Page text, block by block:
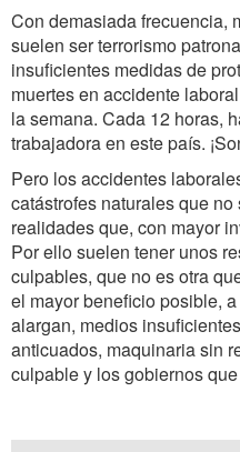
Con demasiada frecuencia,
suelen ser terrorismo
insuficientes medidas de
muertes en accidente
la semana. Cada 12 horas,
trabajadora en este país.
Pero los accidentes
catástrofes naturales que
realidades que, con mayor
Por ello suelen tener unos
culpables, que no es otra
el mayor beneficio posible,
alargan, medios
anticuados, maquinaria sin
culpable y los gobiernos